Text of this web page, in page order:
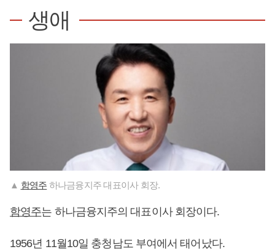
생애
▲ 함영주 하나금융지주 대표이사 회장.
함영주는 하나금융지주의 대표이사 회장이다.
1956년 11월10일 충청남도 부여에서 태어났다.